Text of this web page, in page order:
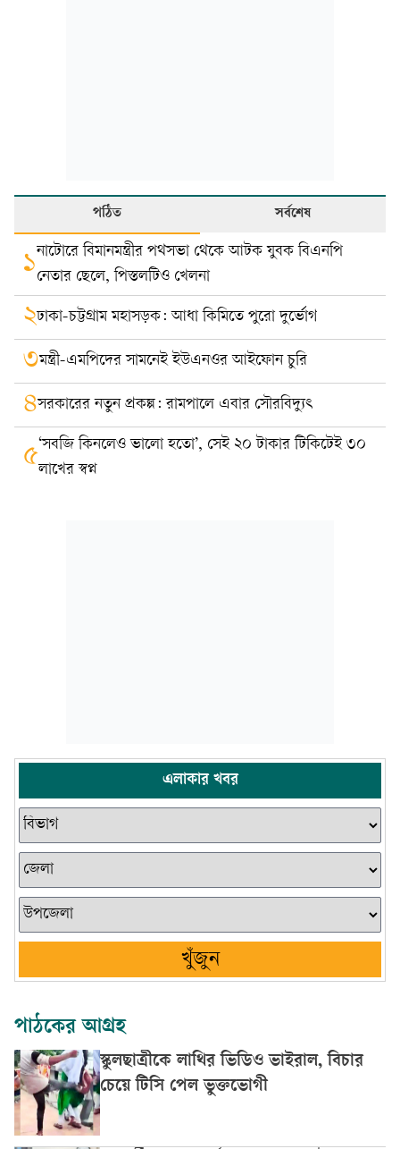
পঠিত সর্বশেষ
১নাটোরে বিমানমন্ত্রীর পথসভা থেকে আটক যুবক বিএনপি
নেতার ছেলে, পিস্তলটিও খেলনা
২ঢাকা-চট্টগ্রাম মহাসড়ক: আধা কিমিতে পুরো দুর্ভোগ
৩মন্ত্রী-এমপিদের সামনেই ইউএনওর আইফোন চুরি
৪সরকারের নতুন প্রকল্প: রামপালে এবার সৌরবিদ্যুৎ
৫‘সবজি কিনলেও ভালো হতো’, সেই ২০ টাকার টিকিটেই ৩০
লাখের স্বপ্ন
এলাকার খবর
খুঁজুন
পাঠকের আগ্রহ
স্কুলছাত্রীকে লাথির ভিডিও ভাইরাল, বিচার
চেয়ে টিসি পেল ভুক্তভোগী